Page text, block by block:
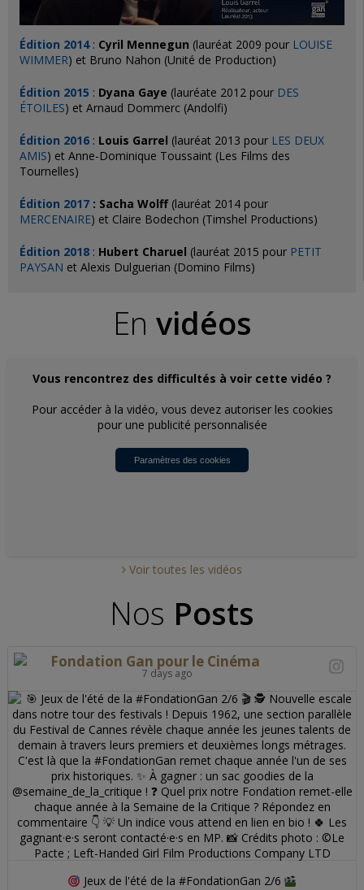
Édition 2014: Cyril Mennegun (lauréat 2009 pour LOUISE
WIMMER) et Bruno Nahon (Unité de Production)
Édition 2015 : Dyana Gaye (lauréate 2012 pour DES
ÉTOILES) et Arnaud Dommerc (Andolfi)
Édition 2016 : Louis Garrel (lauréat 2013 pour LES DEUX
AMIS) et Anne-Dominique Toussaint (Les Films des
Tournelles)
Édition 2017 : Sacha Wolff (lauréat 2014 pour
MERCENAIRE) et Claire Bodechon (Timshel Productions)
Édition 2018 : Hubert Charuel (lauréat 2015 pour PETIT
PAYSAN et Alexis Dulguerian (Domino Films)
En vidéos
Vous rencontrez des difficultés à voir cette vidéo ?
Pour accéder à la vidéo, vous devez autoriser les cookies
pour une publicité personnalisée
Paramètres des cookies
Voir toutes les vidéos
Nos Posts
Fondation Gan pour le Cinéma
7 days ago
Jeux de l'été de la #FondationGan 2/6